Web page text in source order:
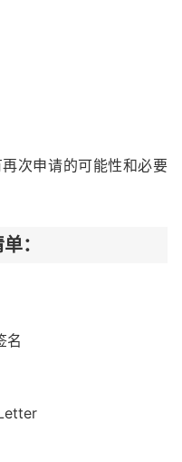
次申请的可能性和必要
：
名